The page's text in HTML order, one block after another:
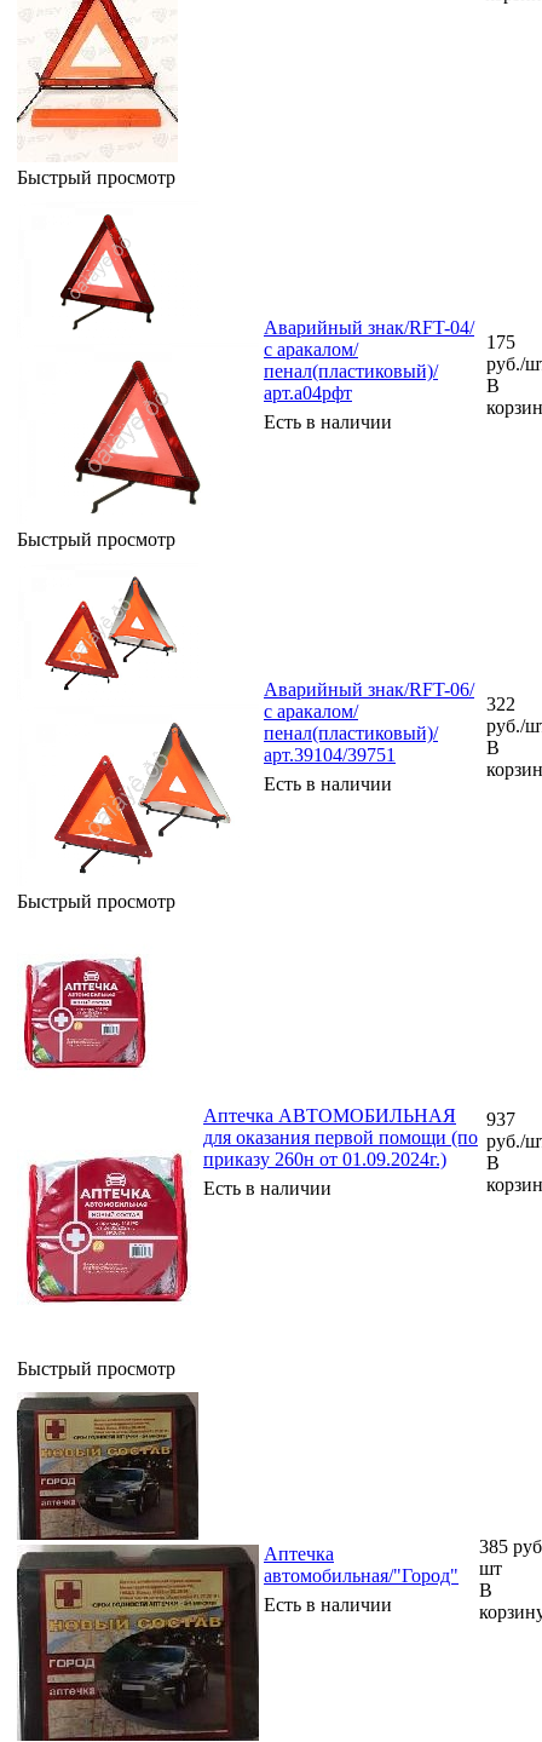
Быстрый просмотр
Быстрый просмотр
Аварийный знак/RFT-04/
с аракалом/
пенал(пластиковый)/
арт.а04рфт
Есть в наличии
175
руб./
В
Быстрый просмотр
Аварийный знак/RFT-06/
с аракалом/
пенал(пластиковый)/
арт.39104/39751
Есть в наличии
322
руб./
В
Быстрый просмотр
Аптечка АВТОМОБИЛЬНАЯ
для оказания первой помощи (по
приказу 260н от 01.09.2024г.)
Есть в наличии
937
руб./
В
Аптечка
автомобильная/"Город"
Есть в наличии
385
шт
В